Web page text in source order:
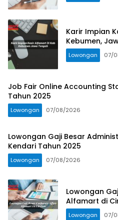
Karir Impian
Kebumen,
Lowongan 07/
Job Fair Online Accounting
Tahun 2025
Lowongan 07/08/2026
Lowongan Gaji Besar
Kendari Tahun 2025
Lowongan 07/08/2026
Lowongan
Alfamart di
Lowongan 07/